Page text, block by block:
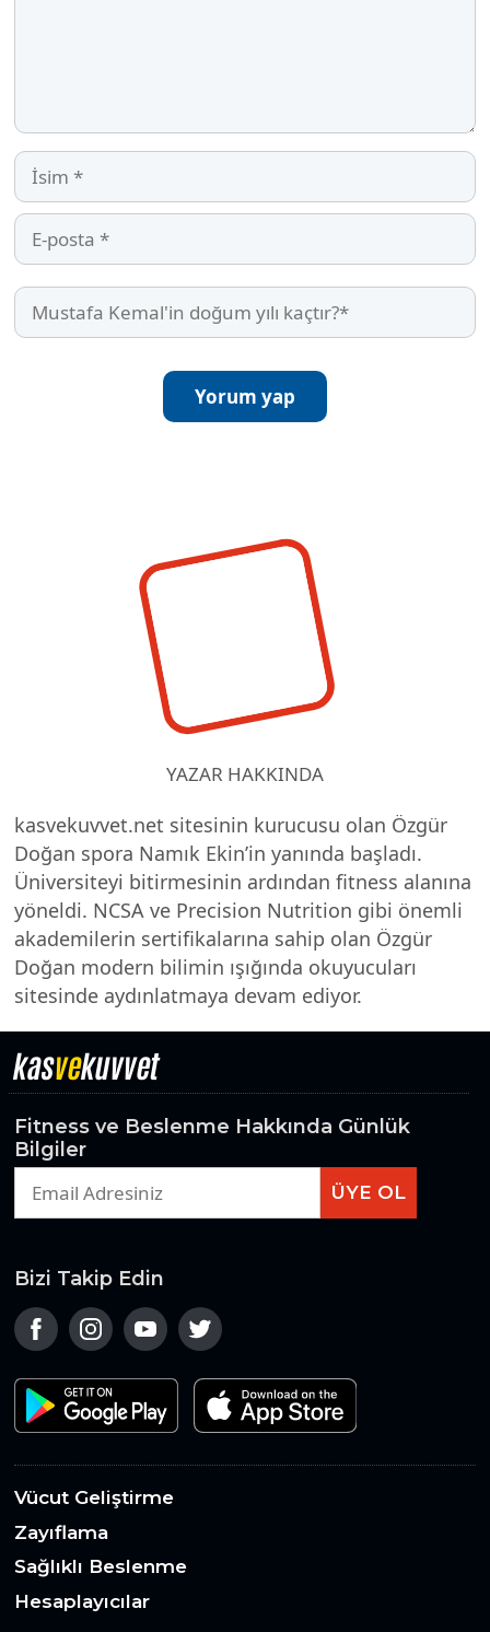
İsim
E-
posta
Mustafa
Kemal'in
YAZAR HAKKINDA
kasvekuvvet.net sitesinin kurucusu olan Özgür
Doğan spora Namık Ekin’in yanında başladı.
Üniversiteyi bitirmesinin ardından fitness alanına
yöneldi. NCSA ve Precision Nutrition gibi önemli
akademilerin sertifikalarına sahip olan Özgür
Doğan modern bilimin ışığında okuyucuları
sitesinde aydınlatmaya devam ediyor.
kasvekuvvet
Fitness ve Beslenme Hakkında Günlük
Bilgiler
ÜYE OL
Vücut Geliştirme
Zayıflama
Sağlıklı Beslenme
Hesaplayıcılar
Bizi Takip Edin